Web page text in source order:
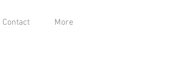
Contact More